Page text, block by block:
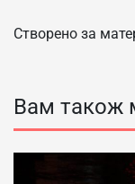
Створено за
Вам також